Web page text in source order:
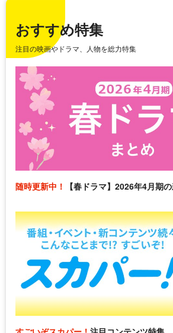
おすすめ特集
注目の映画やドラマ、人物を総力特集
随時更新中！ 【春ドラマ】2026年4月期